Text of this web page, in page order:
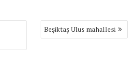
Beşiktaş Ulus mahallesi